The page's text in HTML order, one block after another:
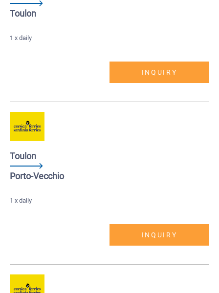
Toulon
1 x daily
INQUIRY
Toulon
Porto-Vecchio
1 x daily
INQUIRY